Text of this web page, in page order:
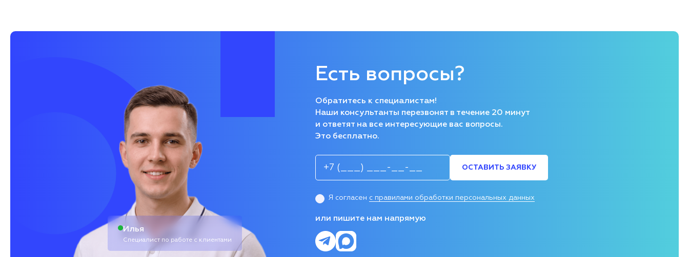
Илья
Специалист по работе с клиентами
Есть вопросы?
Обратитесь к специалистам!
Наши консультанты перезвонят в течение 20 минут
и ответят на все интересующие вас вопросы.
Это бесплатно.
ОСТАВИТЬ ЗАЯВКУ
Я согласен с правилами обработки персональных данных
или пишите нам напрямую